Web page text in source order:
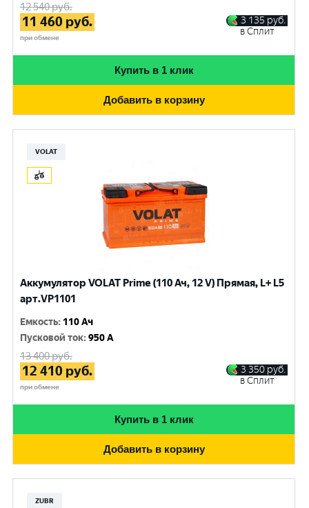
12 540руб.
11 460 руб.
при обмене
3 135 руб.
в Сплит
Купить в 1 клик
Добавить в корзину
VOLAT
Аккумулятор VOLAT Prime (110 Ач, 12 V) Прямая, L+ L5
арт.VP1101
Емкость: 110 Ач
Пусковой ток:950 A
13 400руб.
12 410 руб.
при обмене
3 350 руб.
в Сплит
Купить в 1 клик
Добавить в корзину
ZUBR